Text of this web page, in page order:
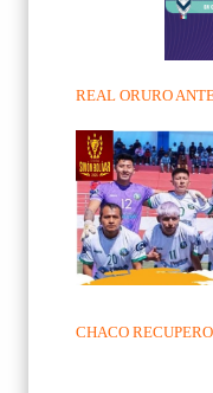
REAL ORURO
CHACO